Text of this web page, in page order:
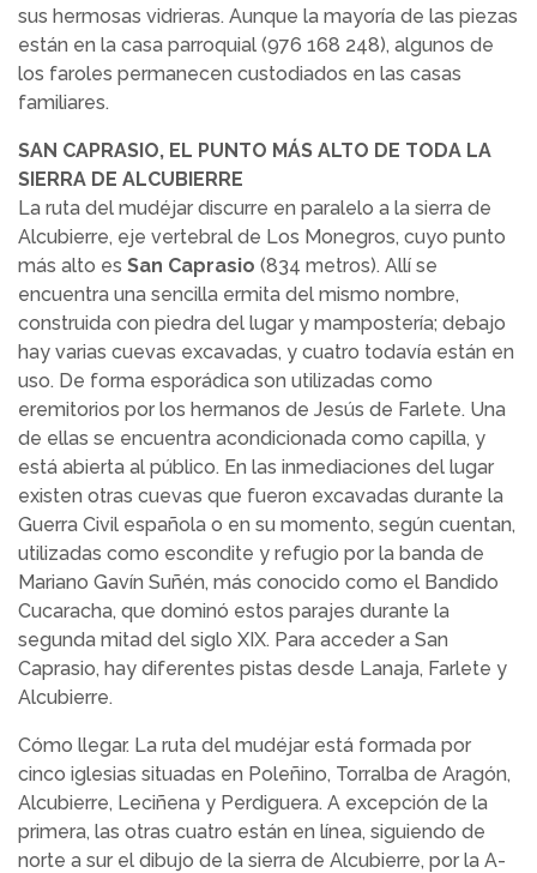
sus hermosas vidrieras. Aunque la mayoría de las piezas
están en la casa parroquial (976 168 248), algunos de
los faroles permanecen custodiados en las casas
familiares.
SAN CAPRASIO, EL PUNTO MÁS ALTO DE TODA LA
SIERRA DE ALCUBIERRE
La ruta del mudéjar discurre en paralelo a la sierra de
Alcubierre, eje vertebral de Los Monegros, cuyo punto
más alto es San Caprasio (834 metros). Allí se
encuentra una sencilla ermita del mismo nombre,
construida con piedra del lugar y mampostería; debajo
hay varias cuevas excavadas, y cuatro todavía están en
uso. De forma esporádica son utilizadas como
eremitorios por los hermanos de Jesús de Farlete. Una
de ellas se encuentra acondicionada como capilla, y
está abierta al público. En las inmediaciones del lugar
existen otras cuevas que fueron excavadas durante la
Guerra Civil española o en su momento, según cuentan,
utilizadas como escondite y refugio por la banda de
Mariano Gavín Suñén, más conocido como el Bandido
Cucaracha, que dominó estos parajes durante la
segunda mitad del siglo XIX. Para acceder a San
Caprasio, hay diferentes pistas desde Lanaja, Farlete y
Alcubierre.
Cómo llegar. La ruta del mudéjar está formada por
cinco iglesias situadas en Poleñino, Torralba de Aragón,
Alcubierre, Leciñena y Perdiguera. A excepción de la
primera, las otras cuatro están en línea, siguiendo de
norte a sur el dibujo de la sierra de Alcubierre, por la A-